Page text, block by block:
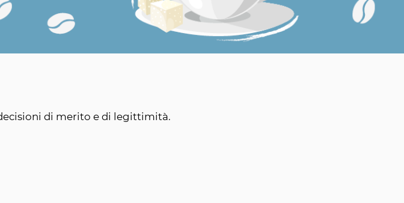
di merito e di legittimità.